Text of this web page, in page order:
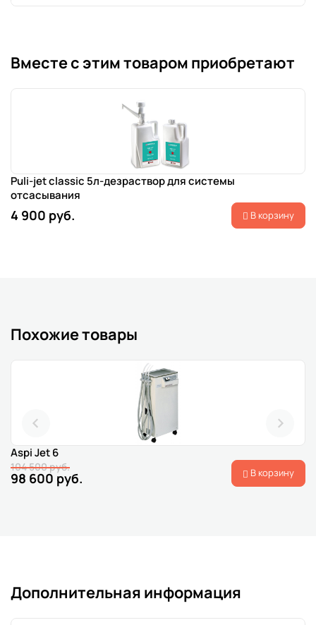
Вместе с этим товаром приобретают
Puli-jet classic 5л-дезраствор для системы
отсасывания
4 900 руб. В корзину
Похожие товары
Aspi Jet 6
98 600 руб.
104 500 руб. В корзину
Дополнительная информация